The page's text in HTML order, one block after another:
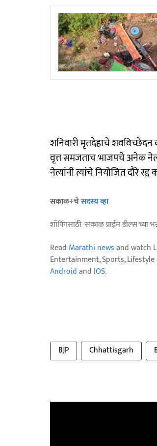
शनिवारी मृतदेहाचे शवविच्छेदन
वृत्त समजताच भाजपचे अनेक
नेत्यांनी त्यांचे नियोजित दौरे
सकाळ+चेसदस्य व्हा
शॉपिंगसाठी 'सकाळ प्राईम डील्स'च्या
Read Marathi newsand watch
Entertainment, Sports, Lifestyle
Androidand IOS.
BJP Chhattisgarh